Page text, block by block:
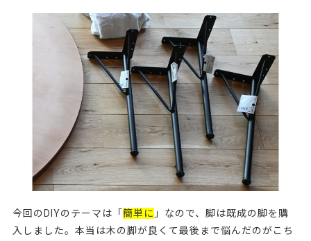
今回のDIYのテーマは「 簡単に 」なので、脚は既成の脚を購
入しました。本当は木の脚が良くて最後まで悩んだのがこち